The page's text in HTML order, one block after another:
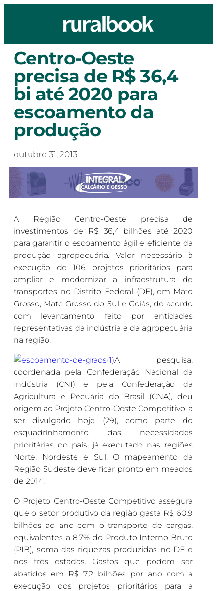
Centro-Oeste
precisa de R$ 36,4
bi até 2020 para
escoamento da
produção
outubro 31, 2013
A Região Centro-Oeste precisa de
investimentos de R$ 36,4 bilhões até 2020
para garantir o escoamento ágil e eficiente da
produção agropecuária. Valor necessário à
execução de 106 projetos prioritários para
ampliar e modernizar a infraestrutura de
transportes no Distrito Federal (DF), em Mato
Grosso, Mato Grosso do Sul e Goiás, de acordo
com levantamento feito por entidades
representativas da indústria e da agropecuária
na região.
A pesquisa,
coordenada pela Confederação Nacional da
Indústria (CNI) e pela Confederação da
Agricultura e Pecuária do Brasil (CNA), deu
origem ao Projeto Centro-Oeste Competitivo, a
ser divulgado hoje (29), como parte do
esquadrinhamento das necessidades
prioritárias do país, já executado nas regiões
Norte, Nordeste e Sul. O mapeamento da
Região Sudeste deve ficar pronto em meados
de 2014.
O Projeto Centro-Oeste Competitivo assegura
que o setor produtivo da região gasta R$ 60,9
bilhões ao ano com o transporte de cargas,
equivalentes a 8,7% do Produto Interno Bruto
(PIB), soma das riquezas produzidas no DF e
nos três estados. Gastos que podem ser
abatidos em R$ 7,2 bilhões por ano com a
execução dos projetos prioritários para a